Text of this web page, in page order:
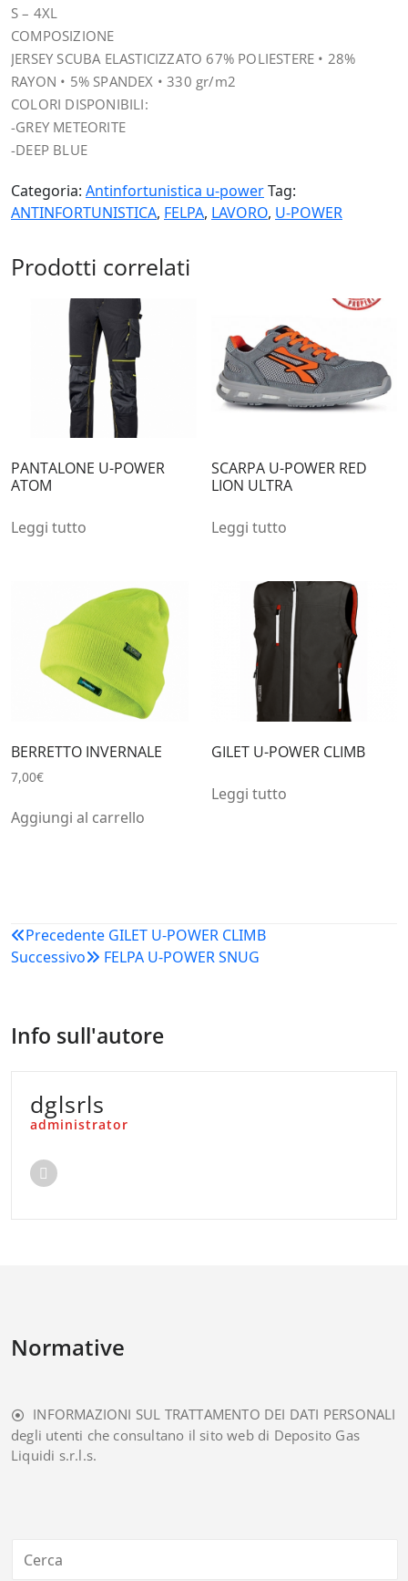
S – 4XL
COMPOSIZIONE
JERSEY SCUBA ELASTICIZZATO 67% POLIESTERE • 28%
RAYON • 5% SPANDEX • 330 gr/m2
COLORI DISPONIBILI:
-GREY METEORITE
-DEEP BLUE
Categoria: Antinfortunistica u-powerTag:
ANTINFORTUNISTICA, FELPA, LAVORO, U-POWER
Prodotti correlati
PANTALONE U-POWER
ATOM
Leggi tutto
SCARPA U-POWER RED
LION ULTRA
Leggi tutto
BERRETTO INVERNALE
7,00€
Aggiungi al carrello
GILET U-POWER CLIMB
Leggi tutto
Navigazione
articoli
Precedente GILET U-POWER CLIMB
Successivo
FELPA U-POWER SNUG
Info sull'autore
dglsrls
administrator
Normative
INFORMAZIONI SUL TRATTAMENTO DEI DATI PERSONALI
degli utenti che consultano il sito web di Deposito Gas
Liquidi s.r.l.s.